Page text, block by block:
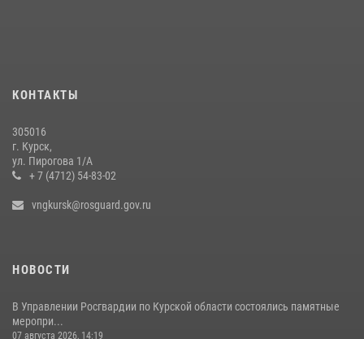
Центральный округ Росгвардии отмечает 105-летие
15 июля 2026, 10:00
КОНТАКТЫ
305016
г. Курск,
ул. Пирогова 1/А
+ 7 (4712) 54-83-02
vngkursk@rosguard.gov.ru
НОВОСТИ
В Управлении Росгвардии по Курской области состоялись памятные
меропри...
07 августа 2026, 14:19